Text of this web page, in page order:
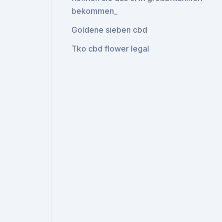
bekommen_
Goldene sieben cbd
Tko cbd flower legal